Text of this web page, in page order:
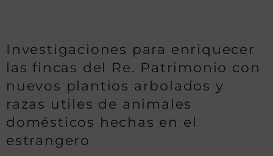
Investigaciones para enriquecer
las fincas del Re. Patrimonio con
nuevos plantios arbolados y
razas utiles de animales
domésticos hechas en el
estrangero